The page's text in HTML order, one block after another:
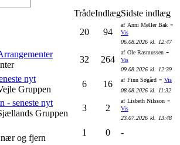
TrådeIndlægSidste indlæg
20 94
af Anni Møller Bak -
Vis
06.08.2026 kl. 12:47
32 264
af Ole Rasmussen -
Vis
09.08.2026 kl. 12:39
nyt
Gruppen
6 16 af Finn Søgård - Vis
08.08.2026 kl. 11:32
- seneste nyt
Gruppen
3 2
af Lisbeth Nilsson -
Vis
23.07.2026 kl. 13:48
og fjern
1 0 -